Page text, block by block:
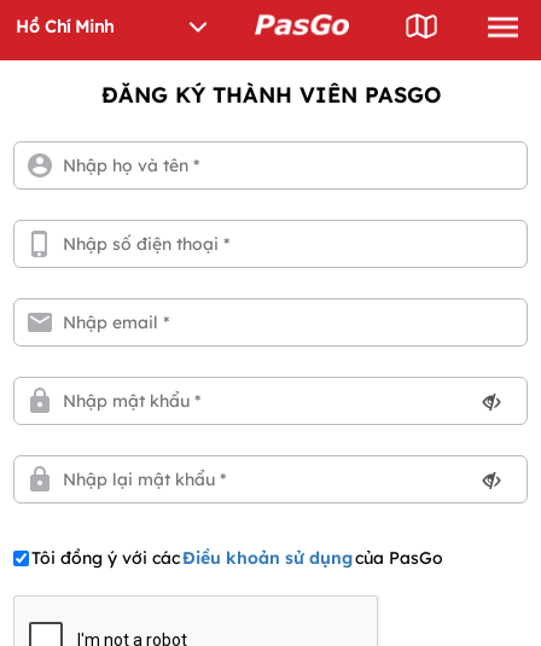
ĐĂNG KÝ THÀNH VIÊN PASGO
Tôi đồng ý với cácĐiều khoản sử dụngcủa PasGo